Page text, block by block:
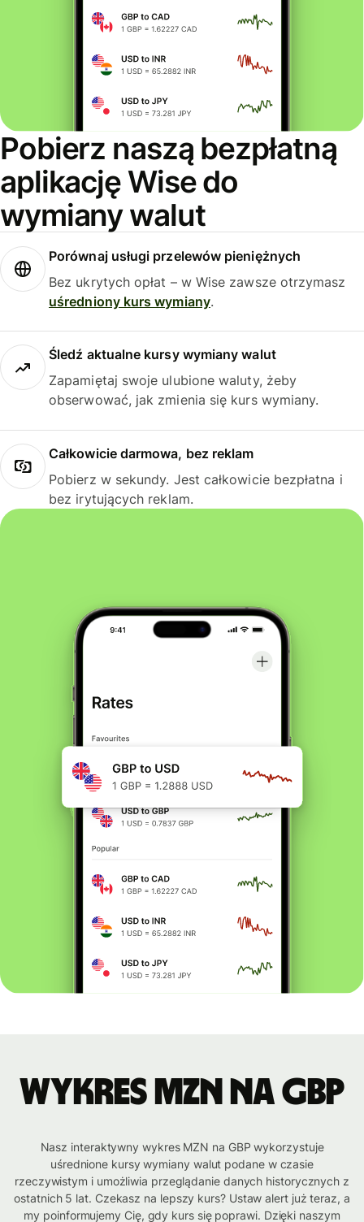
Pobierz naszą bezpłatną
aplikację Wise do
wymiany walut
Porównaj usługi przelewów pieniężnych
Bez ukrytych opłat – w Wise zawsze otrzymasz
uśredniony kurs wymiany.
Śledź aktualne kursy wymiany walut
Zapamiętaj swoje ulubione waluty, żeby
obserwować, jak zmienia się kurs wymiany.
Całkowicie darmowa, bez reklam
Pobierz w sekundy. Jest całkowicie bezpłatna i
bez irytujących reklam.
Wykres MZN na GBP
Nasz interaktywny wykres MZN na GBP wykorzystuje
uśrednione kursy wymiany walut podane w czasie
rzeczywistym i umożliwia przeglądanie danych historycznych z
ostatnich 5 lat. Czekasz na lepszy kurs? Ustaw alert już teraz, a
my poinformujemy Cię, gdy kurs się poprawi. Dzięki naszym